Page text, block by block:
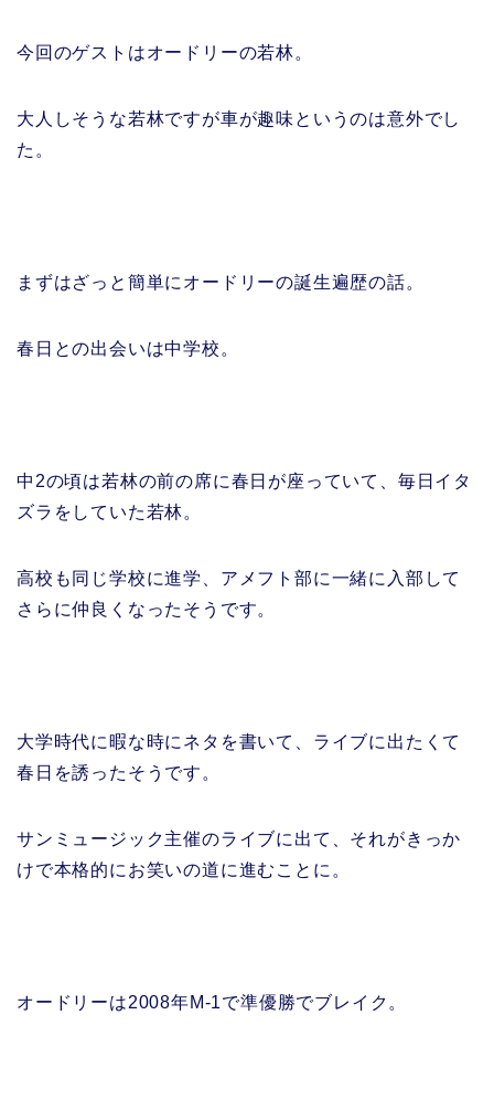
今回のゲストはオードリーの若林。
大人しそうな若林ですが車が趣味というのは意外でし
た。
まずはざっと簡単にオードリーの誕生遍歴の話。
春日との出会いは中学校。
中2の頃は若林の前の席に春日が座っていて、毎日イタ
ズラをしていた若林。
高校も同じ学校に進学、アメフト部に一緒に入部して
さらに仲良くなったそうです。
大学時代に暇な時にネタを書いて、ライブに出たくて
春日を誘ったそうです。
サンミュージック主催のライブに出て、それがきっか
けで本格的にお笑いの道に進むことに。
オードリーは2008年M-1で準優勝でブレイク。